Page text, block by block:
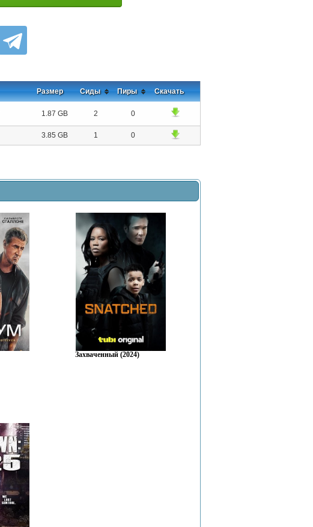
Размер Сиды Пиры Скачать
1.87 GB 2 0
3.85 GB 1 0
Захваченный (2024)